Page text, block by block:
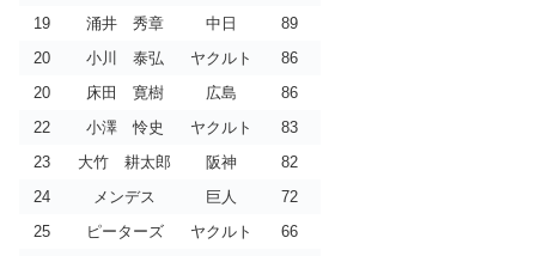
19
涌井 秀章 中日
89
20
小川 泰弘 ヤクルト
86
20
床田 寛樹 広島
86
22
小澤 怜史 ヤクルト
83
23
大竹 耕太郎 阪神
82
24
メンデス 巨人
72
25
ピーターズ ヤクルト
66